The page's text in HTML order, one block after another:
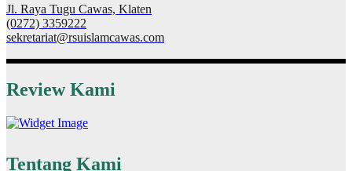
Jl. Raya Tugu Cawas, Klaten
(0272) 3359222
sekretariat@rsuislamcawas.com
Review Kami
Tentang Kami